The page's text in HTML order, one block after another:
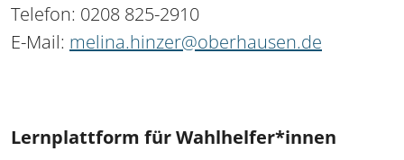
Telefon: 0208 825-2910
E-Mail: melina.hinzer@oberhausen.de
Lernplattform für Wahlhelfer*innen